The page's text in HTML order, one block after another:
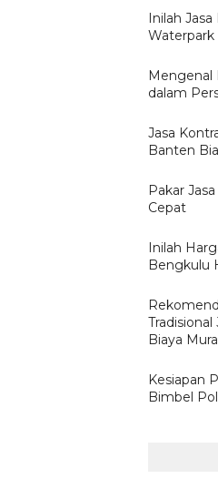
Inilah
Waterpark
Mengenal
dalam
Jasa
Banten
Pakar
Cepat
Inilah
Bengkulu
Biaya
Kesiapan
Bimbel